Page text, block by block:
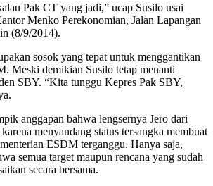
Pak CT yang jadi,” ucap Susilo usai
Menko Perekonomian, Jalan Lapangan
(8/9/2014).
sosok yang tepat untuk menggantikan
Meski demikian Susilo tetap menanti
SBY. “Kita tunggu Kepres Pak SBY,
anggapan bahwa lengsernya Jero dari
menyandang status tersangka membuat
ESDM terganggu. Hanya saja,
semua target maupun rencana yang sudah
secara bersama.